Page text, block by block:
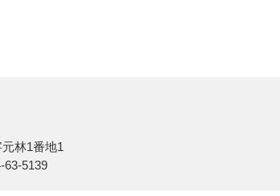
林1番地1
63-5139